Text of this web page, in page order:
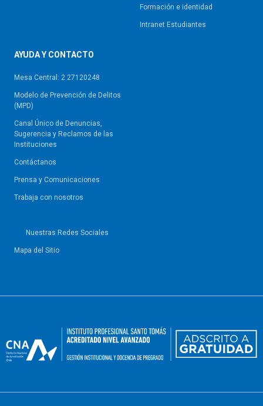
Formación e identidad
Intranet Estudiantes
AYUDA Y CONTACTO
Mesa Central: 2 27120248
Modelo de Prevención de Delitos
(MPD)
Canal Único de Denuncias,
Sugerencia y Reclamos de las
Instituciones
Contáctanos
Prensa y Comunicaciones
Trabaja con nosotros
Nuestras Redes Sociales
Mapa del Sitio